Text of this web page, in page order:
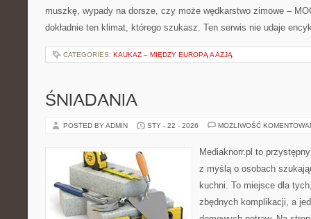
muszkę, wypady na dorsze, czy może wędkarstwo zimowe –
dokładnie ten klimat, którego szukasz. Ten serwis nie udaje
CATEGORIES: KAUKAZ – MIĘDZY EUROPĄ A AZJĄ
ŚNIADANIA
POSTED BY ADMIN STY - 22 - 2026 MOŻLIWOŚĆ
Mediaknorr.pl to
z myślą o osobach
kuchni. To miejsce dla
zbędnych komplikacji, a